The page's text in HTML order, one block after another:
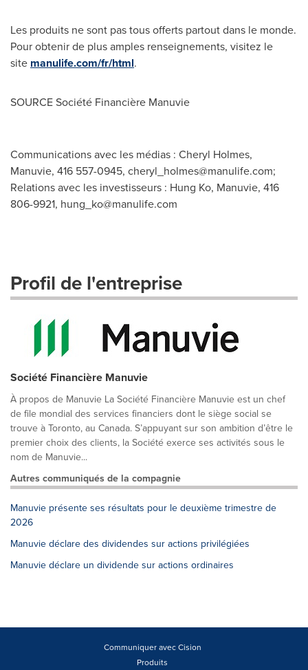
Les produits ne sont pas tous offerts partout dans le monde.
Pour obtenir de plus amples renseignements, visitez le
site manulife.com/fr/html.
SOURCE Société Financière Manuvie
Communications avec les médias : Cheryl Holmes,
Manuvie, 416 557-0945, cheryl_holmes@manulife.com;
Relations avec les investisseurs : Hung Ko, Manuvie, 416
806-9921, hung_ko@manulife.com
Profil de l'entreprise
Société Financière Manuvie
À propos de Manuvie La Société Financière Manuvie est un chef
de file mondial des services financiers dont le siège social se
trouve à Toronto, au Canada. S’appuyant sur son ambition d’être le
premier choix des clients, la Société exerce ses activités sous le
nom de Manuvie...
Autres communiqués de la compagnie
Manuvie présente ses résultats pour le deuxième trimestre de
2026
Manuvie déclare des dividendes sur actions privilégiées
Manuvie déclare un dividende sur actions ordinaires
Communiquer avec Cision
Produits